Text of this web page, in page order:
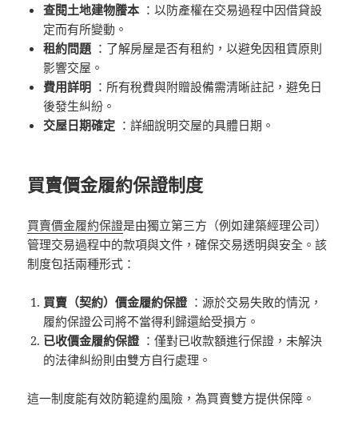
查閱土地建物謄本 ：以防產權在交易過程中因借貸設
定而有所變動。
租約問題 ：了解房屋是否有租約，以避免因租賃原則
影響交屋。
費用詳明 ：所有稅費與附贈設備需清晰註記，避免日
後發生糾紛。
交屋日期確定 ：詳細說明交屋的具體日期。
買賣價金履約保證制度
買賣價金履約保證是由獨立第三方（例如建築經理公司）
管理交易過程中的款項與文件，確保交易透明與安全。該
制度包括兩種形式：
買賣（契約）價金履約保證 ：源於交易失敗的情況，
履約保證公司將不當得利歸還給受損方。
已收價金履約保證 ：僅對已收款額進行保證，未解決
的法律糾紛則由雙方自行處理。
這一制度能有效防範違約風險，為買賣雙方提供保障。